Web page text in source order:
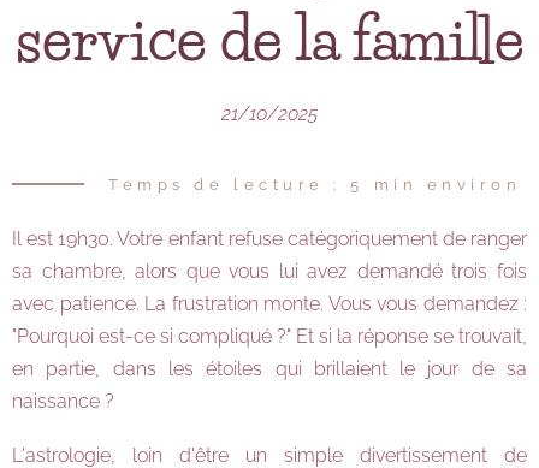
service de la famille
21/10/2025
Temps de lecture : 5 min environ
Il est 19h30. Votre enfant refuse catégoriquement de ranger
sa chambre, alors que vous lui avez demandé trois fois
avec patience. La frustration monte. Vous vous demandez :
"Pourquoi est-ce si compliqué ?" Et si la réponse se trouvait,
en partie, dans les étoiles qui brillaient le jour de sa
naissance ?
L'astrologie, loin d'être un simple divertissement de